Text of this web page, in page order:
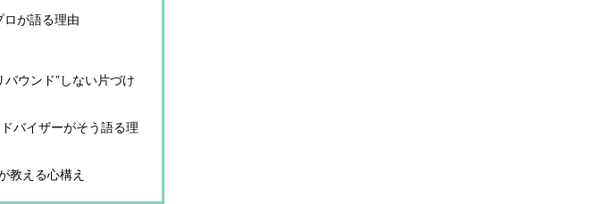
が語る理由
ウンド”しない片づけ
バイザーがそう語る理
教える心構え